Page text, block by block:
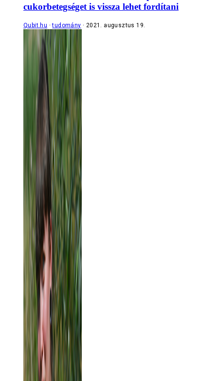
cukorbetegséget is vissza lehet fordítani
Qubit.hu tudomány 2021. augusztus 19.